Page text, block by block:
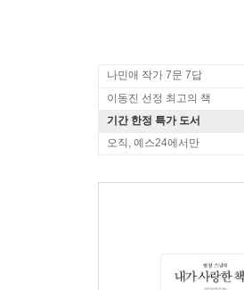
나민애 작가 7문 7답
이동진 선정 최고의 책
기간 한정 특가 도서
오직, 예스24에서만